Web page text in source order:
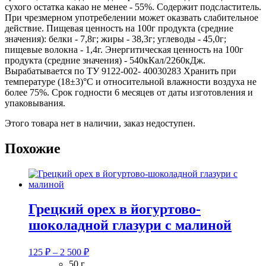
сухого остатка какао не менее - 55%. Содержит подсластитель.
При чрезмерном употребелении может оказвать слабительное
действие. Пищевая ценность на 100г продукта (средние
значения): белки - 7,8г; жиры - 38,3г; углеводы - 45,0г;
пищевые волокна - 1,4г. Энергитическая ценность на 100г
продукта (средние значения) - 540кКал/2260кДж.
Вырабатывается по ТУ 9122-002- 40030283 Хранить при
температуре (18±3)°С и относительной влажности воздуха не
более 75%. Срок годности 6 месяцев от даты изготовления и
упаковывания.
Этого товара нет в наличии, заказ недоступен.
Похожие
Грецкий орех в йогуртово-
шоколадной глазури с малиной
125 ₽ – 2 500 ₽Диапазон